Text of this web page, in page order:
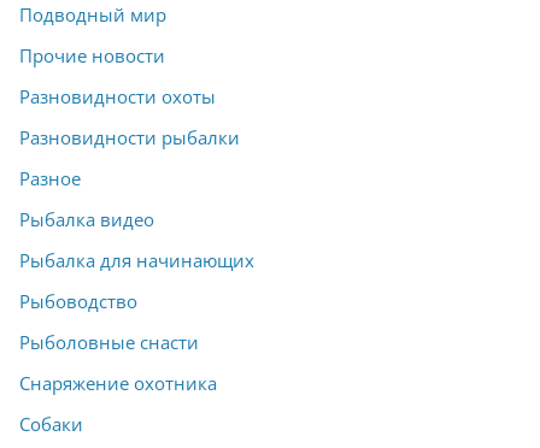
Подводный мир
Прочие новости
Разновидности охоты
Разновидности рыбалки
Разное
Рыбалка видео
Рыбалка для начинающих
Рыбоводство
Рыболовные снасти
Снаряжение охотника
Собаки